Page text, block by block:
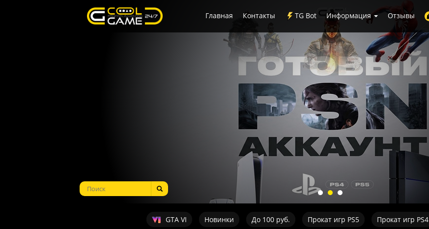
Главная Контакты TG Bot Информация Отзывы
GTA VI Новинки До 100 руб. Прокат игр PS5 Прокат игр PS4